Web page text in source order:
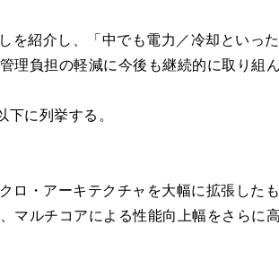
紹介し、「中でも電力／冷却といっ
負担の軽減に今後も継続的に取り組
に列挙する。
・アーキテクチャを大幅に拡張した
ルチコアによる性能向上幅をさらに